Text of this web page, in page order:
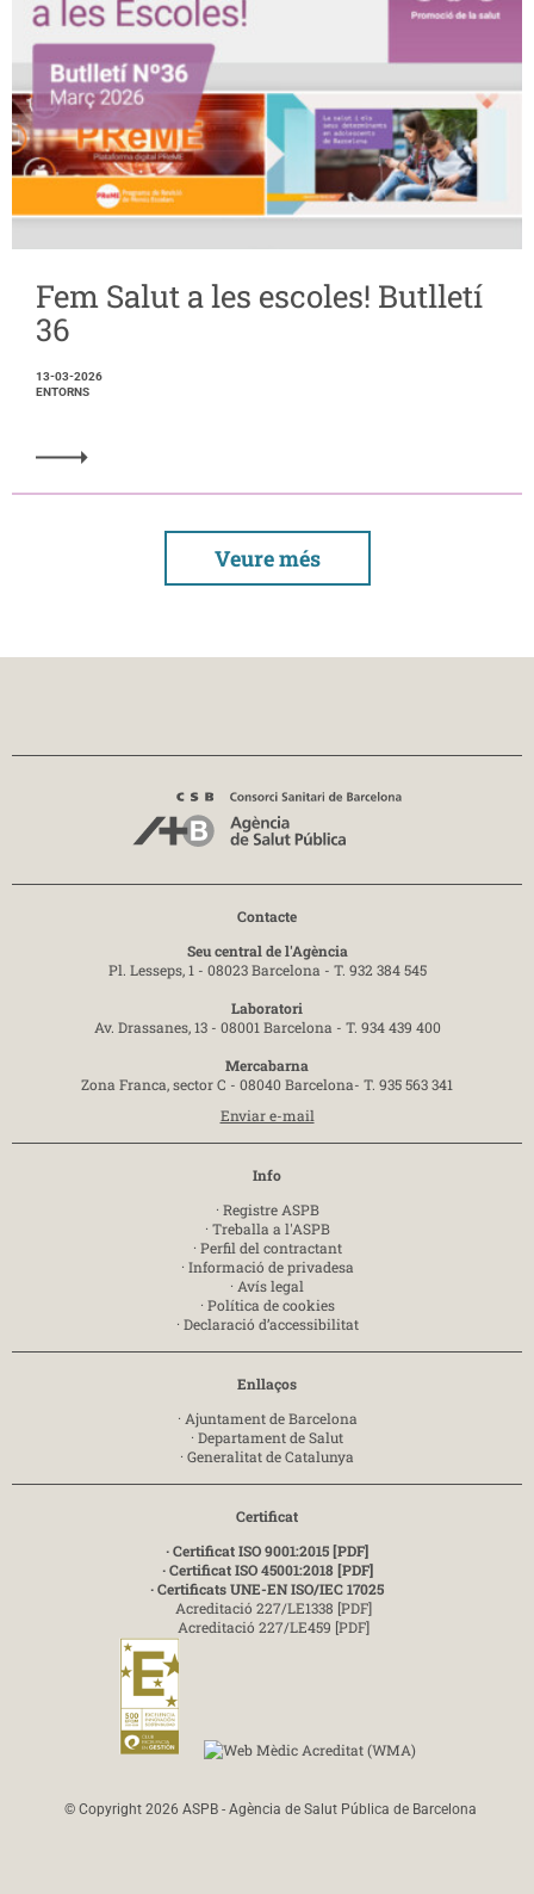
Fem Salut a les escoles! Butlletí
36
13-03-2026
ENTORNS
Veure més
Contacte
Seu central de l'Agència
Pl. Lesseps, 1 - 08023 Barcelona - T. 932 384 545
Laboratori
Av. Drassanes, 13 - 08001 Barcelona - T. 934 439 400
Mercabarna
Zona Franca, sector C - 08040 Barcelona- T. 935 563 341
Enviar e-mail
Info
· Registre ASPB
· Treballa a l'ASPB
· Perfil del contractant
· Informació de privadesa
· Avís legal
· Política de cookies
· Declaració d’accessibilitat
Enllaços
· Ajuntament de Barcelona
· Departament de Salut
· Generalitat de Catalunya
Certificat
· Certificat ISO 9001:2015 [PDF]
· Certificat ISO 45001:2018 [PDF]
· Certificats UNE-EN ISO/IEC 17025
Acreditació 227/LE1338 [PDF]
Acreditació 227/LE459 [PDF]
© Copyright 2026 ASPB - Agència de Salut Pública de Barcelona